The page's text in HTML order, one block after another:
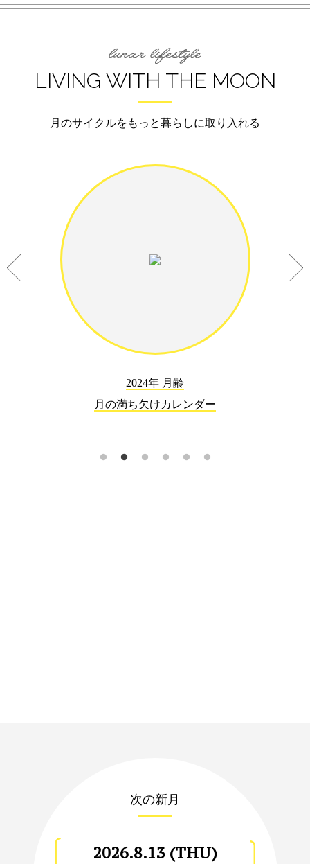
LIVING WITH THE MOON
月のサイクルをもっと暮らしに取り入れる
2024年 月齢
月の満ち欠けカレンダー
次の新月
2026.8.13 (THU)